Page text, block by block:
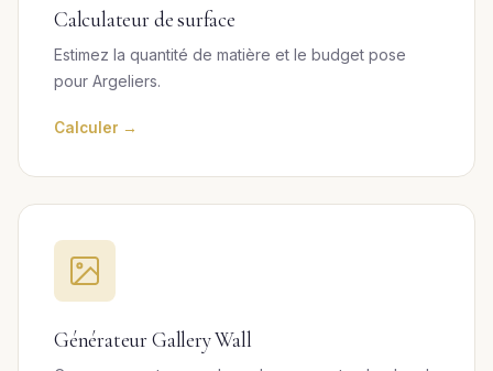
Calculateur de surface
Estimez la quantité de matière et le budget pose
pour Argeliers.
Calculer →
Générateur Gallery Wall